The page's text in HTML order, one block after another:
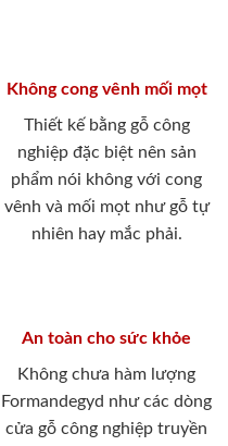
Không cong vênh mối mọt
Thiết kế bằng gỗ công
nghiệp đặc biệt nên sản
phẩm nói không với cong
vênh và mối mọt như gỗ tự
nhiên hay mắc phải.
An toàn cho sức khỏe
Không chưa hàm lượng
Formandegyd như các dòng
cửa gỗ công nghiệp truyền